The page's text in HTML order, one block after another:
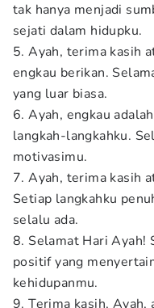
tak hanya menjadi
sejati dalam hidupku.
5. Ayah, terima kasih
engkau berikan.
yang luar biasa.
6. Ayah, engkau
langkah-langkahku.
motivasimu.
7. Ayah, terima kasih
Setiap langkahku
selalu ada.
8. Selamat Hari Ayah!
positif yang
kehidupanmu.
9. Terima kasih, Ayah,